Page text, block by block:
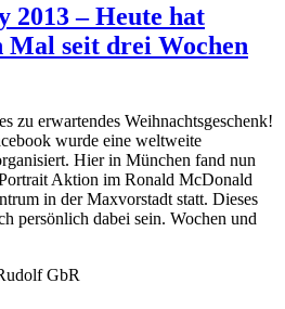
– Heute hat
Mal seit drei Wochen
zu erwartendes Weihnachtsgeschenk!
wurde eine weltweite
Hier in München fand nun
Aktion im Ronald McDonald
in der Maxvorstadt statt. Dieses
persönlich dabei sein. Wochen und
GbR